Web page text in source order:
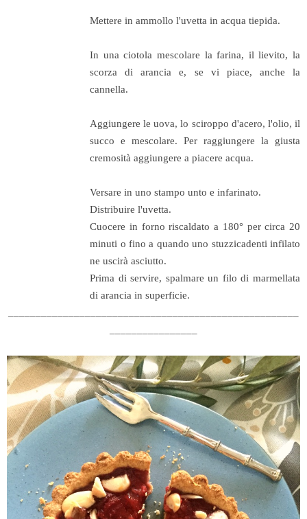
Mettere in ammollo l'uvetta in acqua tiepida.
In una ciotola mescolare la farina, il lievito, la
scorza di arancia e, se vi piace, anche la
cannella.
Aggiungere le uova, lo sciroppo d'acero, l'olio, il
succo e mescolare. Per raggiungere la giusta
cremosità aggiungere a piacere acqua.
Versare in uno stampo unto e infarinato.
Distribuire l'uvetta.
Cuocere in forno riscaldato a 180° per circa 20
minuti o fino a quando uno stuzzicadenti infilato
ne uscirà asciutto.
Prima di servire, spalmare un filo di marmellata
di arancia in superficie.